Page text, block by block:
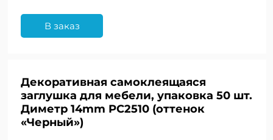
В заказ
Декоративная самоклеящаяся
заглушка для мебели, упаковка 50 шт.
Диметр 14mm PC2510 (оттенок
«Черный»)